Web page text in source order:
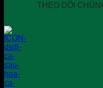
THEO DÕI